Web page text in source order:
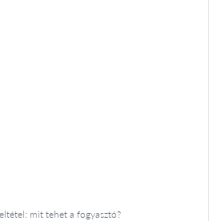
mit tehet a fogyasztó?